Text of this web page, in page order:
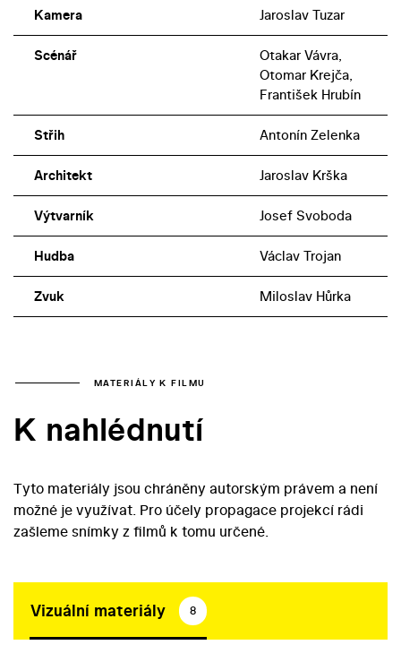
Kamera Jaroslav Tuzar
Scénář
Otakar Vávra,
Otomar Krejča,
František Hrubín
Střih Antonín Zelenka
Architekt Jaroslav Krška
Výtvarník Josef Svoboda
Hudba Václav Trojan
Zvuk Miloslav Hůrka
MATERIÁLY K FILMU
K nahlédnutí
Tyto materiály jsou chráněny autorským právem a není
možné je využívat. Pro účely propagace projekcí rádi
zašleme snímky z filmů k tomu určené.
Vizuální materiály 8